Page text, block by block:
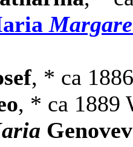
, * ca
, * ca 1889